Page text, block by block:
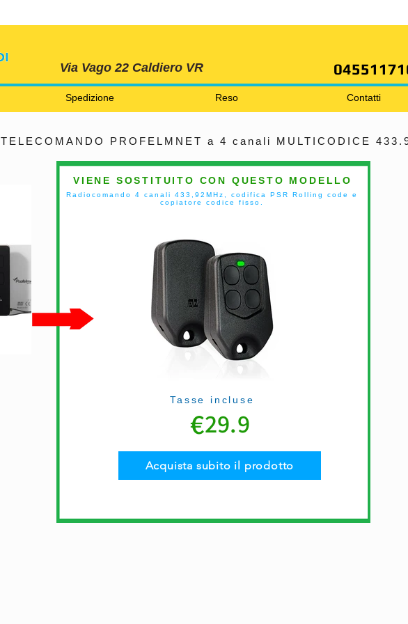
Via Vago 22 Caldiero VR
Contatti
Reso
Spedizione
TELECOMANDO PROFELMNET a 4 canali MULTICODICE
VIENE SOSTITUITO CON QUESTO MODELLO
Tasse incluse
Radiocomando 4 canali 433,92MHz, codifica PSR Rolling code e
copiatore codice fisso.
€29.9
Acquista subito il prodotto